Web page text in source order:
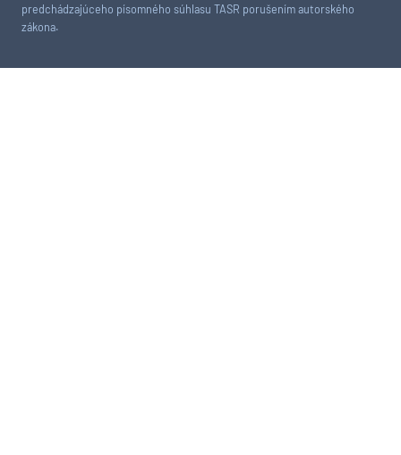
predchádzajúceho písomného súhlasu TASR porušením autorského
zákona.